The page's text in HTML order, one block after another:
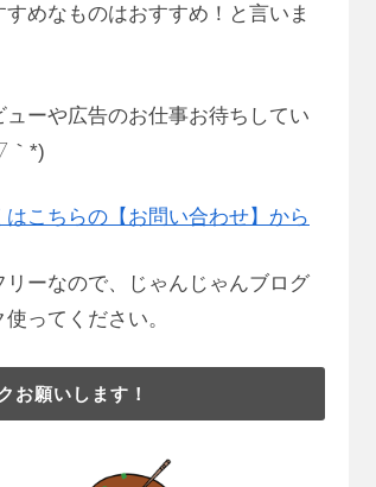
すめなものはおすすめ！と言いま
ューや広告のお仕事お待ちしてい
｀*)
こちらの【お問い合わせ】から
リーなので、じゃんじゃんブログ
ってください。
お願いします！